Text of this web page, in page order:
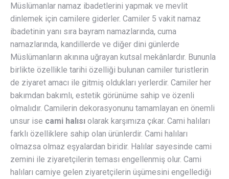
Müslümanlar namaz ibadetlerini yapmak ve mevlit
dinlemek için camilere giderler. Camiler 5 vakit namaz
ibadetinin yanı sıra bayram namazlarında, cuma
namazlarında, kandillerde ve diğer dini günlerde
Müslümanların akınına uğrayan kutsal mekânlardır. Bununla
birlikte özellikle tarihi özelliği bulunan camiler turistlerin
de ziyaret amacı ile gitmiş oldukları yerlerdir. Camiler her
bakımdan bakımlı, estetik görünüme sahip ve özenli
olmalıdır. Camilerin dekorasyonunu tamamlayan en önemli
unsur ise cami halısı olarak karşımıza çıkar. Cami halıları
farklı özelliklere sahip olan ürünlerdir. Cami halıları
olmazsa olmaz eşyalardan biridir. Halılar sayesinde cami
zemini ile ziyaretçilerin teması engellenmiş olur. Cami
halıları camiye gelen ziyaretçilerin üşümesini engellediği